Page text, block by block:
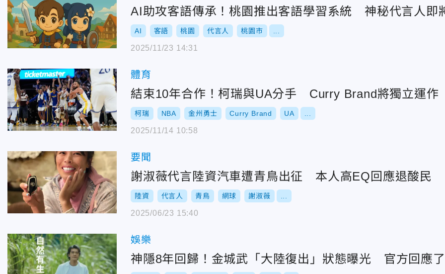
AI助攻客語傳承！桃園推出客語學習系統 神秘代言人即
AI 客語 桃園 代言人 桃園市
2025/11/23 14:31
體育
結束10年合作！柯瑞與UA分手 Curry Brand將獨立運作
柯瑞 NBA 金州勇士 Curry Brand UA
2025/11/14 10:58
要聞
謝淑薇代言陸資汽車遭青鳥出征 本人高EQ回應退酸民
陸資 代言人 青鳥 網球 謝淑薇
2025/06/23 15:40
娛樂
神隱8年回歸！金城武「大陸復出」狀態曝光 官方回應了